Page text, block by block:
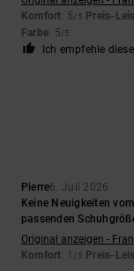
Komfort: 5/5 Preis-
Farbe: 5/5
Ich empfehle
Pierre6. Juli 2026
Keine Neuigkeiten
passenden
Original anzeigen -
Komfort: 1 /5 Preis-